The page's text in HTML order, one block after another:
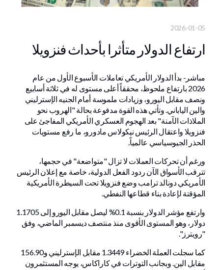
2026-01-05
ارتفاع الدولار متأثرا بأحداث فنزويلا
مباشر- بدأ الدولار الأمريكي تعاملات الأسبوع الأول من عام
2026 بارتفاع ملحوظ، محققاً أعلى مستوى له في ثلاثة أسابيع
ونصف مقابل اليورو، وزيادات ملموسة أمام الجنيه الإسترليني
والين الياباني. وتأتي هذه القوة مدفوعة بحالة "الهروب نحو
الملاذات الآمنة" بعد الهجوم العسكري الأمريكي المفاجئ على
فنزويلا واعتقال الرئيس نيكولاس مادورو، ما رفع مستويات
الحذر الجيوسياسي عالمياً.
ورغم أن تحركات العملات لا تزال "متواضعة" في حجمها،
تترقب الأسواق الآن ردود الفعل الدولية، خاصة مع إعلان الرئيس
الأمريكي دونالد ترامب وضع فنزويلا تحت السيطرة الأمريكية
المؤقتة لإعادة بناء قطاعها النفطي.
وارتفع مؤشر الدولار بنسبة 0.1% ليصل مقابل اليورو إلى 1.1705
دولار، وهو المستوى الأقوى منذ منتصف ديسمبر الماضي، وفق
"رويترز".
كما سجلت العملة الخضراء 1.3449 مقابل الإسترليني و156.90
مقابل الين. وبجانب التوترات في كاراكاس، يوجه المستثمرون